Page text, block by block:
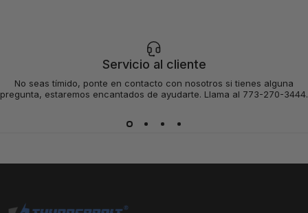
Servicio al cliente
No seas tímido, ponte en contacto con nosotros si tienes alguna
pregunta, estaremos encantados de ayudarte. Llama al 773-270-3444.
Cerraduras Thunderbolt